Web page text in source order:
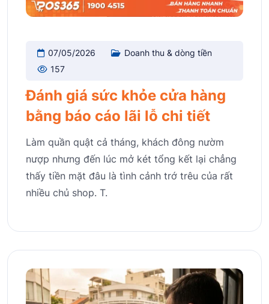
07/05/2026
Doanh thu & dòng tiền
157
Đánh giá sức khỏe cửa hàng
bằng báo cáo lãi lỗ chi tiết
Làm quần quật cả tháng, khách đông nườm
nượp nhưng đến lúc mở két tổng kết lại chẳng
thấy tiền mặt đâu là tình cảnh trớ trêu của rất
nhiều chủ shop. T.